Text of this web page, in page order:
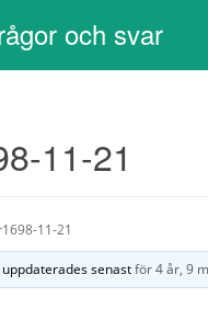
och svar
11-21
11-21
senastför 4 år, 9